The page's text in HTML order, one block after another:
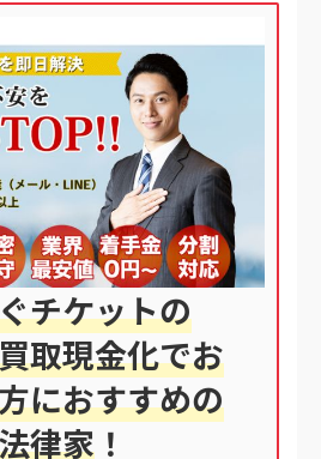
チケットの
取現金化でお
におすすめの
律家 ！